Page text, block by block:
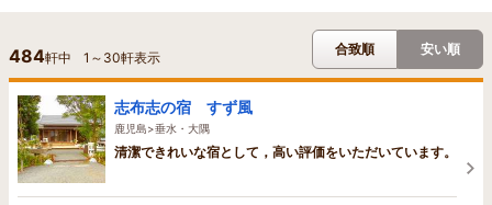
484軒中 1 ～ 30軒表示
合致順 安い順
志布志の宿 すず風
鹿児島>垂水・大隅
清潔できれいな宿として，高い評価をいただいています。